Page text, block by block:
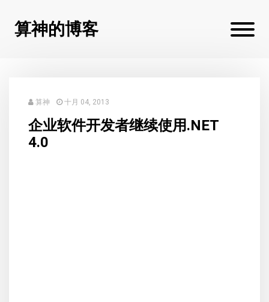
算神的博客
算神 十月 04, 2013
企业软件开发者继续使用.NET
4.0